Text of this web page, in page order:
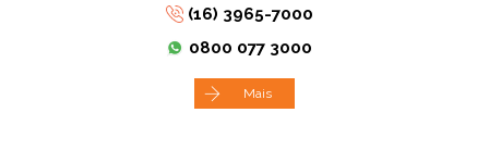
(16) 3965-7000
0800 077 3000
Mais